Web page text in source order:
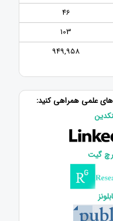
46
103
949,958
علمی همراهی کنید:
گیت